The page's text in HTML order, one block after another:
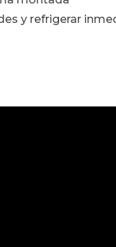
y refrigerar